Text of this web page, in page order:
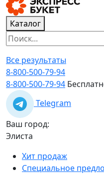
Каталог
Все результаты
8-800-500-79-94
8-800-500-79-94
Telegram
Ваш город:
Элиста
Хит продаж
Специальное